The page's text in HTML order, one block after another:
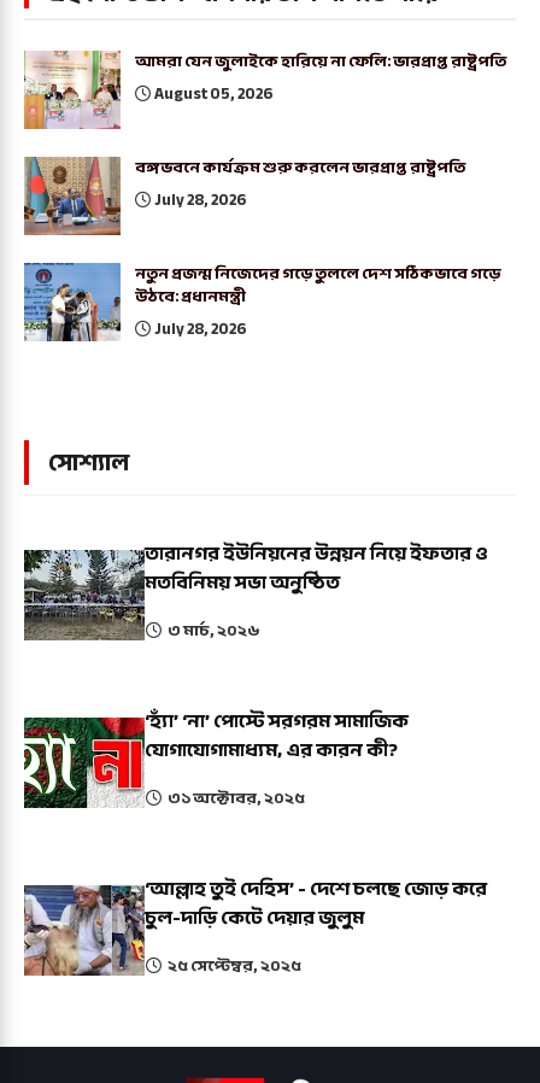
আমরা যেন জুলাইকে হারিয়ে না ফেলি: ভারপ্রাপ্ত রাষ্ট্রপতি
August 05, 2026
বঙ্গভবনে কার্যক্রম শুরু করলেন ভারপ্রাপ্ত রাষ্ট্রপতি
July 28, 2026
নতুন প্রজন্ম নিজেদের গড়ে তুললে দেশ সঠিকভাবে গড়ে
উঠবে: প্রধানমন্ত্রী
July 28, 2026
সোশ্যাল
তারানগর ইউনিয়নের উন্নয়ন নিয়ে ইফতার ও
মতবিনিময় সভা অনুষ্ঠিত
৩ মার্চ, ২০২৬
‘হ্যাঁ’ ‘না’ পোস্টে সরগরম সামাজিক
যোগাযোগামাধ্যম, এর কারন কী?
৩১ অক্টোবর, ২০২৫
‘আল্লাহ তুই দেহিস’ - দেশে চলছে জোড় করে
চুল-দাড়ি কেটে দেয়ার জুলুম
২৫ সেপ্টেম্বর, ২০২৫